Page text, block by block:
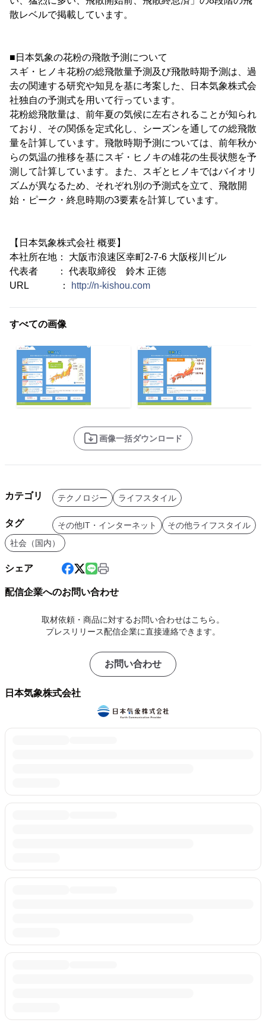
散レベルで掲載しています。
■日本気象の花粉の飛散予測について
スギ・ヒノキ花粉の総飛散量予測及び飛散時期予測は、過
去の関連する研究や知見を基に考案した、日本気象株式会
社独自の予測式を用いて行っています。
花粉総飛散量は、前年夏の気候に左右されることが知られ
ており、その関係を定式化し、シーズンを通しての総飛散
量を計算しています。飛散時期予測については、前年秋か
らの気温の推移を基にスギ・ヒノキの雄花の生長状態を予
測して計算しています。また、スギとヒノキではバイオリ
ズムが異なるため、それぞれ別の予測式を立て、飛散開
始・ピーク・終息時期の3要素を計算しています。
【日本気象株式会社 概要】
本社所在地： 大阪市浪速区幸町2-7-6 大阪桜川ビル
代表者 ： 代表取締役 鈴木 正徳
URL ：
http://n-kishou.com
すべての画像
画像一括ダウンロード
カテゴリ テクノロジー ライフスタイル
タグ その他IT・インターネット
その他ライフスタイル
社会（国内）
シェア
配信企業へのお問い合わせ
取材依頼・商品に対するお問い合わせはこちら。
プレスリリース配信企業に直接連絡できます。
お問い合わせ
日本気象株式会社